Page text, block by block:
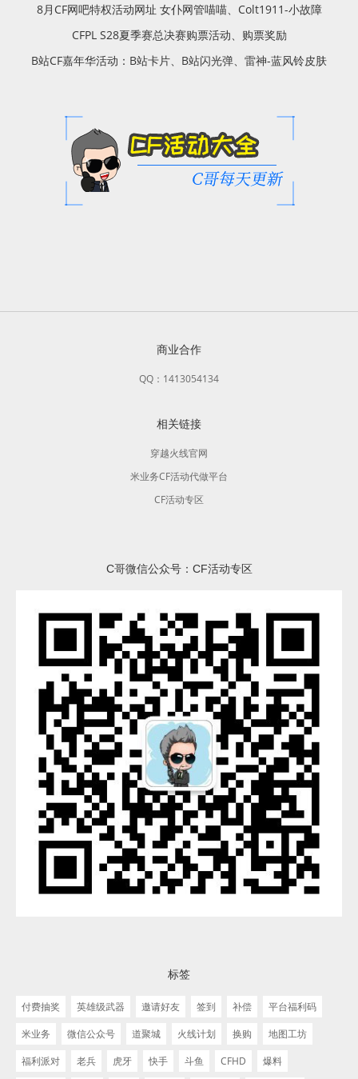
8月CF网吧特权活动网址 女仆网管喵喵、Colt1911-小故障
CFPL S28夏季赛总决赛购票活动、购票奖励
B站CF嘉年华活动：B站卡片、B站闪光弹、雷神-蓝风铃皮肤
商业合作
QQ：1413054134
相关链接
穿越火线官网
米业务CF活动代做平台
CF活动专区
C哥微信公众号：CF活动专区
标签
付费抽奖 英雄级武器 邀请好友 签到 补偿
平台福利码
米业务
微信公众号 道聚城 火线计划 换购
地图工坊
福利派对
老兵 虎牙 快手 斗鱼 CFHD 爆料